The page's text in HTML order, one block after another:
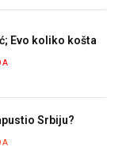
Evo koliko košta
Srbiju?